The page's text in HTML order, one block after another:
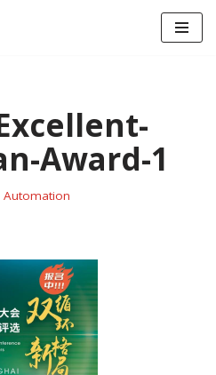
Award-1
Automation